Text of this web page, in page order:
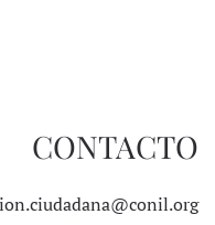
CONTACTO